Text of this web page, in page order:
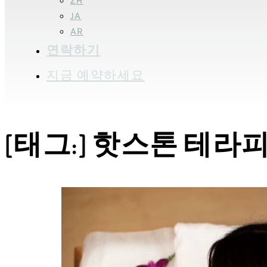
JA
AR
연락하기
지금 예약하세요
[태그:] 핫스톤 테라